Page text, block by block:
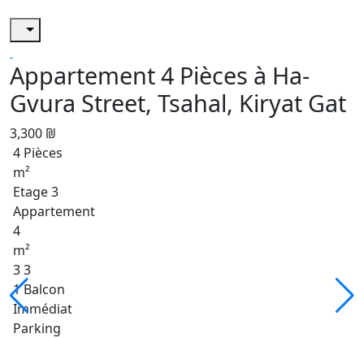
Appartement 4 Pièces à Ha-
Gvura Street, Tsahal, Kiryat Gat
3,300 ₪
4 Pièces
m²
Etage 3
Appartement
4
m²
3 3
1 Balcon
Immédiat
Parking